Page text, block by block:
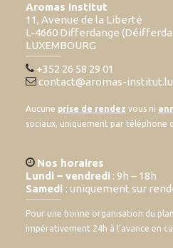
Aromas Institut
11, Avenue de la Liberté
L-4660 Differdange
LUXEMBOURG
+352 26 58 29 01
contact@aromas-institut.lu
Aucune prise de rendez vous ni
sociaux, uniquement par téléphone
Nos horaires
Lundi – vendredi : 9h – 18h
Samedi : uniquement sur
Pour une bonne organisation du
impérativement 24h à l’avance en